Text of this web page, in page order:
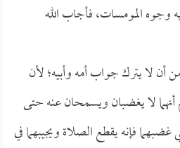
وجوه المومسات، فأجاب الله
أن لا يترك جواب أمه وأبيه؛ لأن
أنهما لا يغضبان ويسمحان عنه حتى
فإنه يقطع الصلاة ويجيبهما في